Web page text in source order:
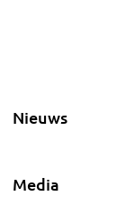
Nieuws
Media